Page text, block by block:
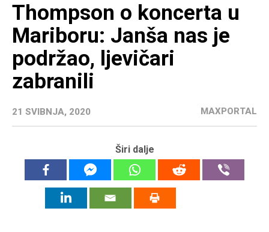
Thompson o koncerta u
Mariboru: Janša nas je
podržao, ljevičari
zabranili
21 SVIBNJA, 2020 MAXPORTAL
Širi dalje